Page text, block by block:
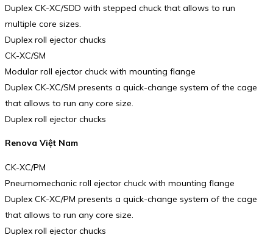
Duplex CK-XC/SDD with stepped chuck that allows to run
multiple core sizes.
Duplex roll ejector chucks
CK-XC/SM
Modular roll ejector chuck with mounting flange
Duplex CK-XC/SM presents a quick-change system of the cage
that allows to run any core size.
Duplex roll ejector chucks
Renova Việt Nam
CK-XC/PM
Pneumomechanic roll ejector chuck with mounting flange
Duplex CK-XC/PM presents a quick-change system of the cage
that allows to run any core size.
Duplex roll ejector chucks